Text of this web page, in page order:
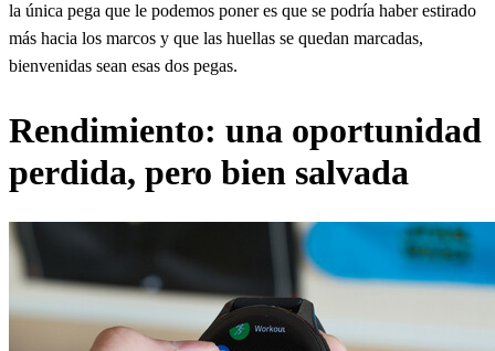
la única pega que le podemos poner es que se podría haber estirado
más hacia los marcos y que las huellas se quedan marcadas,
bienvenidas sean esas dos pegas.
Rendimiento: una oportunidad
perdida, pero bien salvada